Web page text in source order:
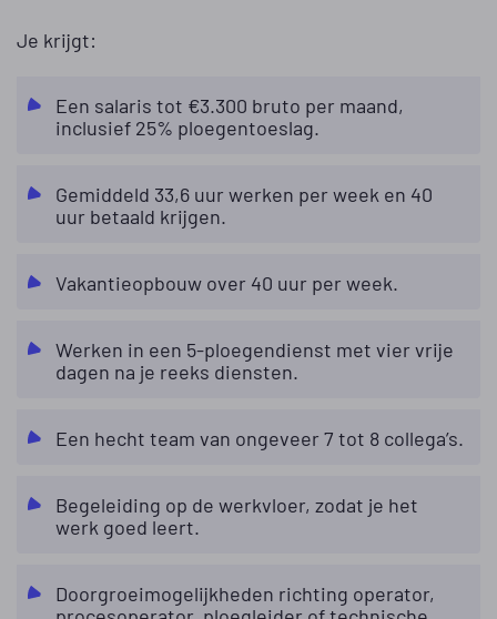
Je krijgt:
Een salaris tot €3.300 bruto per maand,
inclusief 25% ploegentoeslag.
Gemiddeld 33,6 uur werken per week en 40
uur betaald krijgen.
Vakantieopbouw over 40 uur per week.
Werken in een 5-ploegendienst met vier vrije
dagen na je reeks diensten.
Een hecht team van ongeveer 7 tot 8 collega’s.
Begeleiding op de werkvloer, zodat je het
werk goed leert.
Doorgroeimogelijkheden richting operator,